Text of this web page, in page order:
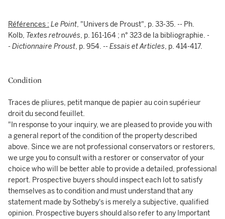
Références : Le Point, "Univers de Proust", p. 33-35. -- Ph.
Kolb, Textes retrouvés, p. 161-164 ; n° 323 de la bibliographie. -
-Dictionnaire Proust, p. 954. --Essais et Articles, p. 414-417.
Condition
Traces de pliures, petit manque de papier au coin supérieur
droit du second feuillet.
"In response to your inquiry, we are pleased to provide you with
a general report of the condition of the property described
above. Since we are not professional conservators or restorers,
we urge you to consult with a restorer or conservator of your
choice who will be better able to provide a detailed, professional
report. Prospective buyers should inspect each lot to satisfy
themselves as to condition and must understand that any
statement made by Sotheby's is merely a subjective, qualified
opinion. Prospective buyers should also refer to any Important